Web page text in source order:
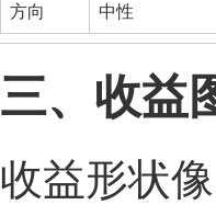
方向 中性
三、收益
收益形状像